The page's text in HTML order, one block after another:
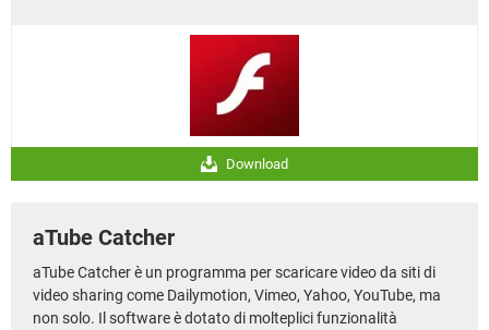
Download
aTube Catcher
aTube Catcher è un programma per scaricare video da siti di
video sharing come Dailymotion, Vimeo, Yahoo, YouTube, ma
non solo. Il software è dotato di molteplici funzionalità